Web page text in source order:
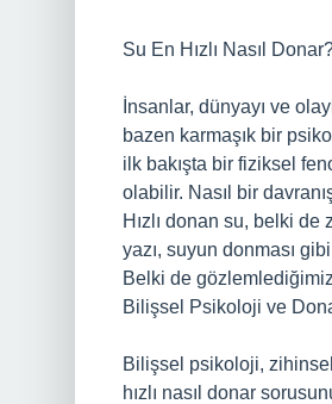
Su En Hızlı Nasıl
İnsanlar, dünyayı ve
bazen karmaşık bir
ilk bakışta bir fiziksel
olabilir. Nasıl bir
Hızlı donan su, belki de
yazı, suyun donması
Belki de
Bilişsel Psikoloji ve
Bilişsel psikoloji, zihinsel
hızlı nasıl donar